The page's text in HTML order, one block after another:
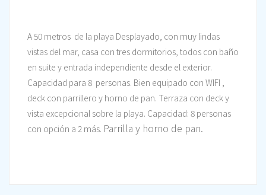
A 50 metros de la playa Desplayado, con muy lindas
vistas del mar, casa con tres dormitorios, todos con baño
en suite y entrada independiente desde el exterior.
Capacidad para 8 personas. Bien equipado con WIFI ,
deck con parrillero y horno de pan. Terraza con deck y
vista excepcional sobre la playa. Capacidad: 8 personas
con opción a 2 más. Parrilla y horno de pan.